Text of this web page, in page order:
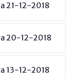
21-12-2018
20-12-2018
13-12-2018